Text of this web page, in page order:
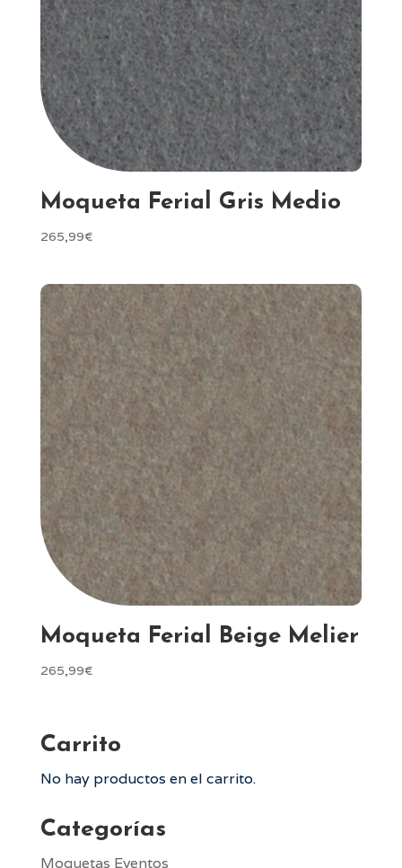
Moqueta Ferial Gris Medio
265,99€
Moqueta Ferial Beige Melier
265,99€
Carrito
No hay productos en el carrito.
Categorías
Moquetas Eventos